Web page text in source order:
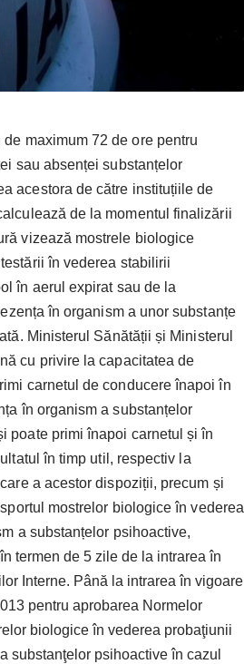
maximum 72 de ore pentru
sau absenței substanțelor
acestora de către instituțiile de
de la momentul finalizării
vizează mostrele biologice
în vederea stabilirii
în aerul expirat sau de la
în organism a unor substanțe
Ministerul Sănătății și Ministerul
cu privire la capacitatea de
carnetul de conducere înapoi în
în organism a substanțelor
poate primi înapoi carnetul și în
în timp util, res­pectiv la
a acestor dispoziții, precum și
mostrelor biologice în vederea
a substanțelor psihoactive,
termen de 5 zile de la intrarea în
Interne. Până la intrarea în vigoare
pentru aprobarea Normelor
biologice în vederea probaţiunii
substanţelor psihoactive în cazul